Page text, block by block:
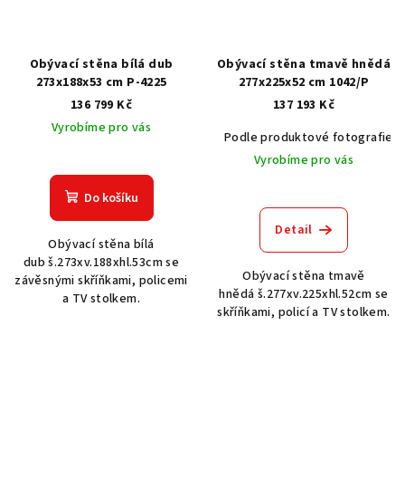
Obývací stěna bílá dub
273x188x53 cm P-4225
136 799 Kč
Vyrobíme pro vás
Do košíku
Obývací stěna bílá
dub š.273xv.188xhl.53cm se
závěsnými skříňkami, policemi
a TV stolkem.
Obývací stěna tmavě hnědá
277x225x52 cm 1042/P
137 193 Kč
Podle produktové fotografie
Vyrobíme pro vás
Detail
Obývací stěna tmavě
hnědá š.277xv.225xhl.52cm se
skříňkami, policí a TV stolkem.